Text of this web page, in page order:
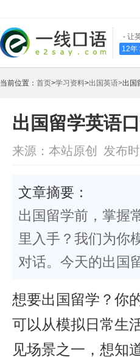
- 让
12年
当前位置： 首页>学习资料>出国英语>出国
出国留学英语
来源：本站原创 发布
文章摘要：
出国留学前，掌握
里入手？我们为你
对话。今天的出国
想要出国留学？你
可以从模拟日常生
见场景之一，想知